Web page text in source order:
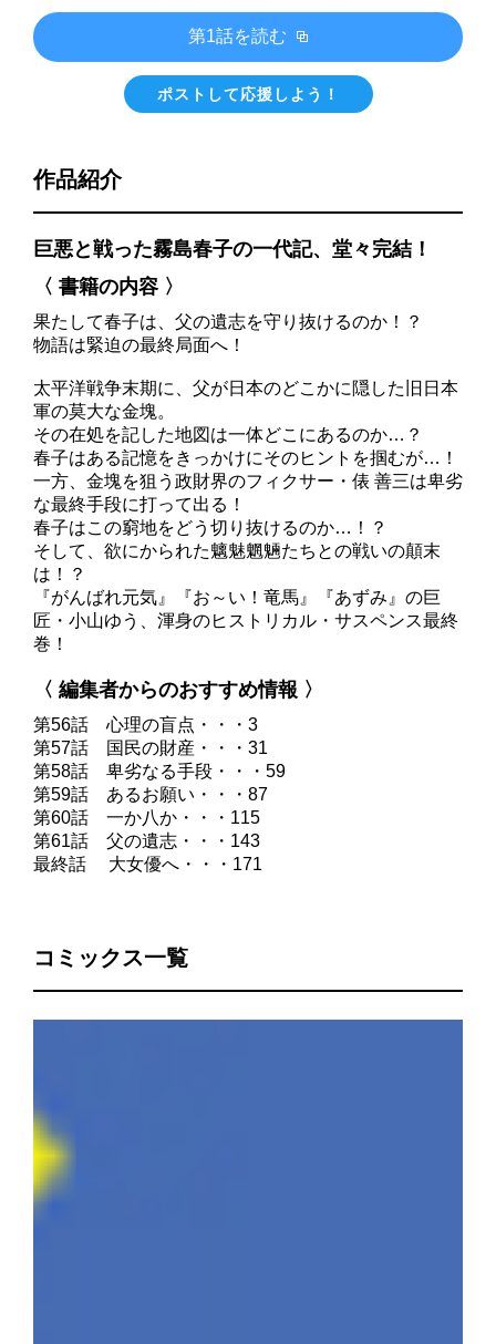
第1話を読む
ポストして応援しよう！
作品紹介
巨悪と戦った霧島春子の一代記、堂々完結！
〈 書籍の内容 〉
果たして春子は、父の遺志を守り抜けるのか！？
物語は緊迫の最終局面へ！
太平洋戦争末期に、父が日本のどこかに隠した旧日本
軍の莫大な金塊。
その在処を記した地図は一体どこにあるのか…？
春子はある記憶をきっかけにそのヒントを掴むが…！
一方、金塊を狙う政財界のフィクサー・俵 善三は卑劣
な最終手段に打って出る！
春子はこの窮地をどう切り抜けるのか…！？
そして、欲にかられた魑魅魍魎たちとの戦いの顛末
は！？
『がんばれ元気』『お～い！竜馬』『あずみ』の巨
匠・小山ゆう、渾身のヒストリカル・サスペンス最終
巻！
〈 編集者からのおすすめ情報 〉
第56話 心理の盲点・・・3
第57話 国民の財産・・・31
第58話 卑劣なる手段・・・59
第59話 あるお願い・・・87
第60話 一か八か・・・115
第61話 父の遺志・・・143
最終話 大女優へ・・・171
コミックス一覧